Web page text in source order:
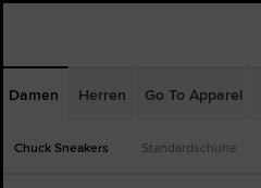
Damen Herren Go To Apparel
Chuck Sneakers Standardschuhe